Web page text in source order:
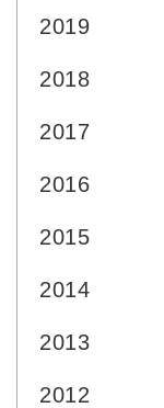
2019
2018
2017
2016
2015
2014
2013
2012